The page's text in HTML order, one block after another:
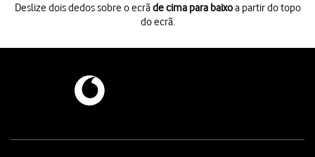
Deslize dois dedos sobre o ecrãde cima para baixoa partir do topo
do ecrã.
Primao ícone de definições.
Transferir e instalar